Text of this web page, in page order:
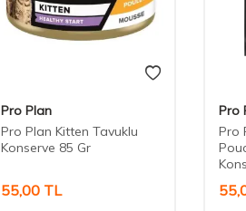
Pro Plan
Pro Plan Kitten Tavuklu
Konserve 85 Gr
55,00 TL
Pro
Pro